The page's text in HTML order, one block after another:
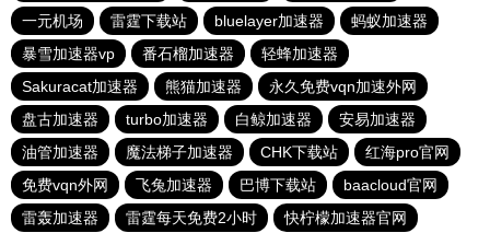
一元机场
雷霆下载站 bluelayer加速器
蚂蚁加速器
暴雪加速器vp
番石榴加速器
轻蜂加速器
Sakuracat加速器
熊猫加速器
永久免费vqn加速外网
盘古加速器
turbo加速器 白鲸加速器
安易加速器
油管加速器
魔法梯子加速器 CHK下载站
红海pro官网
免费vqn外网
飞兔加速器 巴博下载站
baacloud官网
雷轰加速器
雷霆每天免费2小时 快柠檬加速器官网